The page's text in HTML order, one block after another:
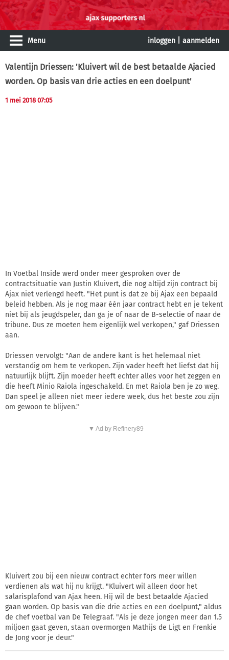
Menu inloggen aanmelden
Valentijn Driessen: 'Kluivert wil de best betaalde Ajacied
worden. Op basis van drie acties en een doelpunt'
1 mei 2018 07:05
In Voetbal Inside werd onder meer gesproken over de
contractsituatie van Justin Kluivert, die nog altijd zijn contract bij
Ajax niet verlengd heeft. "Het punt is dat ze bij Ajax een bepaald
beleid hebben. Als je nog maar één jaar contract hebt en je tekent
niet bij als jeugdspeler, dan ga je of naar de B-selectie of naar de
tribune. Dus ze moeten hem eigenlijk wel verkopen," gaf Driessen
aan.
Driessen vervolgt: "Aan de andere kant is het helemaal niet
verstandig om hem te verkopen. Zijn vader heeft het liefst dat hij
natuurlijk blijft. Zijn moeder heeft echter alles voor het zeggen en
die heeft Minio Raiola ingeschakeld. En met Raiola ben je zo weg.
Dan speel je alleen niet meer iedere week, dus het beste zou zijn
om gewoon te blijven."
▼ Ad by Refinery89
Kluivert zou bij een nieuw contract echter fors meer willen
verdienen als wat hij nu krijgt. "Kluivert wil alleen door het
salarisplafond van Ajax heen. Hij wil de best betaalde Ajacied
gaan worden. Op basis van die drie acties en een doelpunt," aldus
de chef voetbal van De Telegraaf. "Als je deze jongen meer dan 1.5
miljoen gaat geven, staan overmorgen Mathijs de Ligt en Frenkie
de Jong voor je deur."